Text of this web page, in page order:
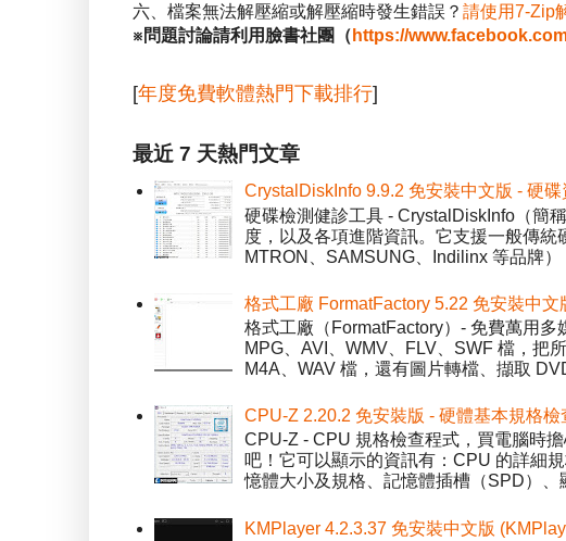
六、檔案無法解壓縮或解壓縮時發生錯誤？ 請使用7-Zip
※問題討論請利用臉書社團（ https://
[年度免費軟體熱門下載排行]
最近 7 天熱門文章
CrystalDiskInfo 9.9.2 免安裝中文版 - 硬
硬碟檢測健診工具 - CrystalDiskInfo（簡
度，以及各項進階資訊。它支援一般傳統
MTRON、SAMSUNG、Indilinx 等品牌
格式工廠 FormatFactory 5.22 免安裝中
格式工廠（FormatFactory）- 免費萬用多
MPG、AVI、WMV、FLV、SWF 檔，把
M4A、WAV 檔，還有圖片轉檔、擷取
CPU-Z 2.20.2 免安裝版 - 硬體基本規格檢
CPU-Z - CPU 規格檢查程式，買電腦時
吧！它可以顯示的資訊有：CPU 的詳細
憶體大小及規格、記憶體插槽（SPD）
KMPlayer 4.2.3.37 免安裝中文版